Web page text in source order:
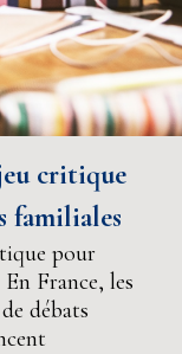
critique
familiales
pour
France, les
débats